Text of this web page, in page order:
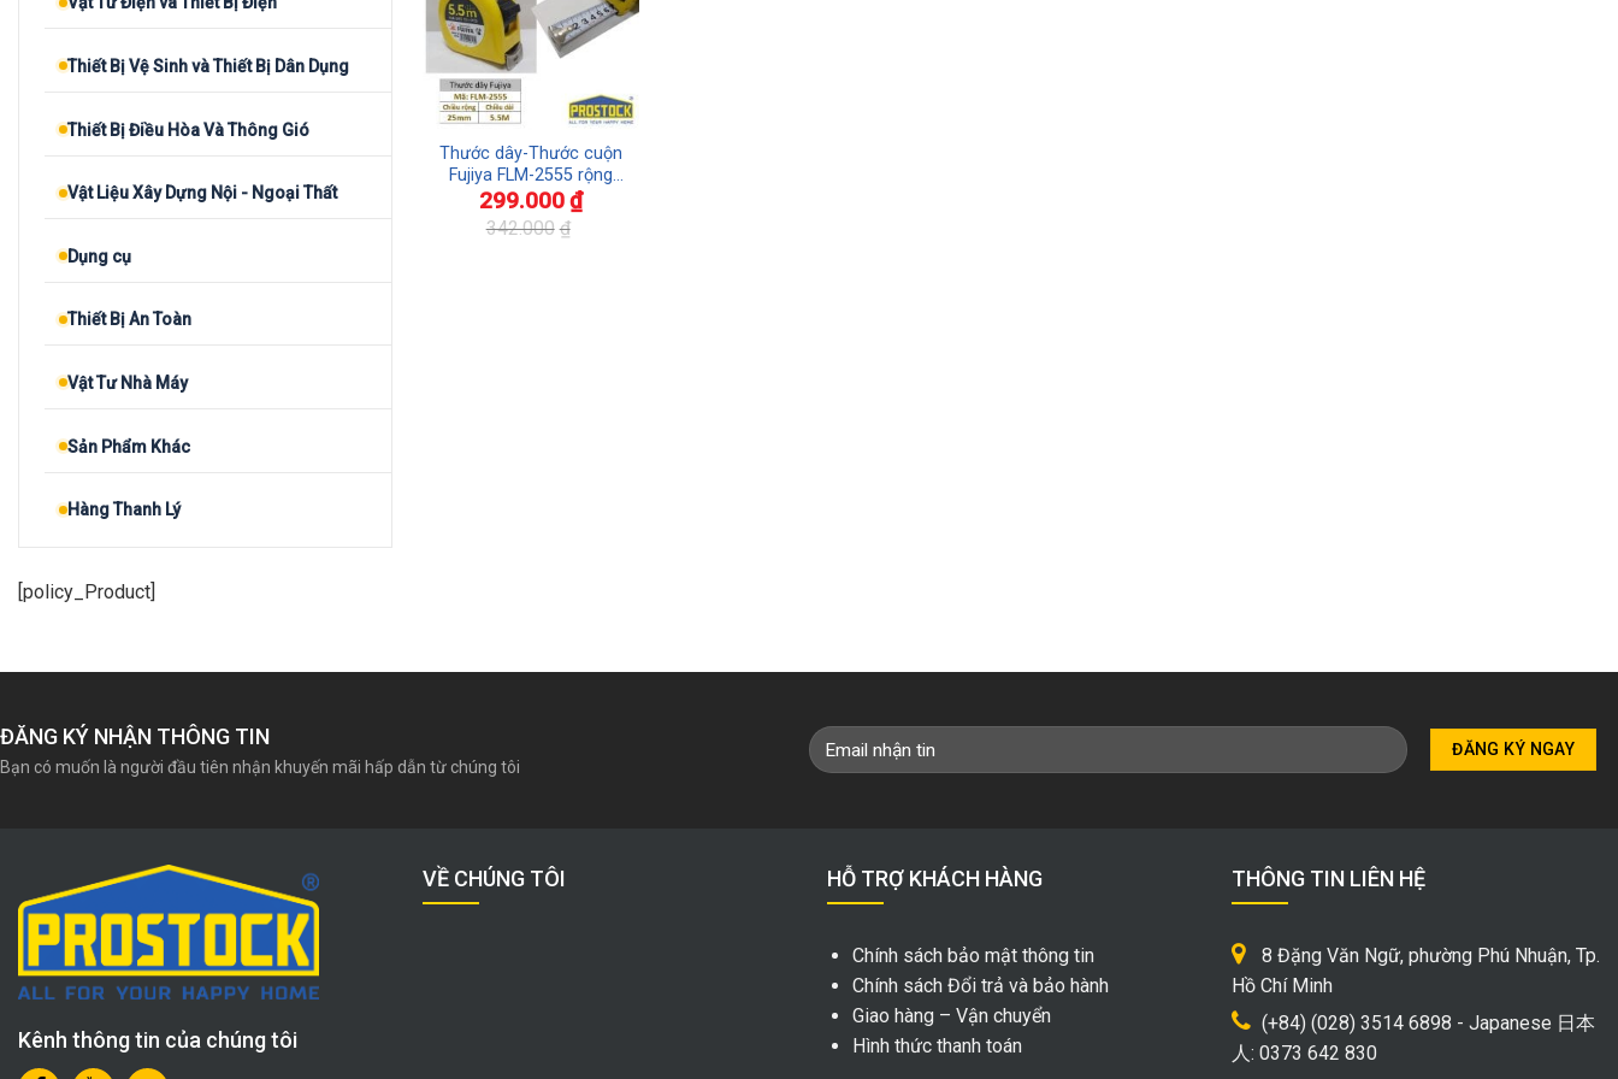
Thiết Bị Vệ Sinh và Thiết Bị Dân Dụng
Thiết Bị Điều Hòa Và Thông Gió
Vật Liệu Xây Dựng Nội - Ngoại Thất
Dụng cụ
Thiết Bị An Toàn
Vật Tư Nhà Máy
Sản Phẩm Khác
Hàng Thanh Lý
[policy_Product]
Thước dây-Thước cuộn
Fujiya FLM-2555 rộng
25mm dài 5.5M
342.000 ₫
299.000₫
ĐĂNG KÝ NHẬN THÔNG TIN
Bạn có muốn là người đầu tiên nhận khuyến mãi hấp dẫn từ chúng tôi
Kênh thông tin của chúng tôi
VỀ CHÚNG TÔI HỖ TRỢ KHÁCH HÀNG
Chính sách bảo mật thông tin
Chính sách Đổi trả và bảo hành
Giao hàng – Vận chuyển
Hình thức thanh toán
THÔNG TIN LIÊN HỆ
8 Đặng Văn Ngữ, phường Phú Nhuận, Tp.
Hồ Chí Minh
(+84) (028) 3514 6898 - Japanese 日本
人: 0373 642 830